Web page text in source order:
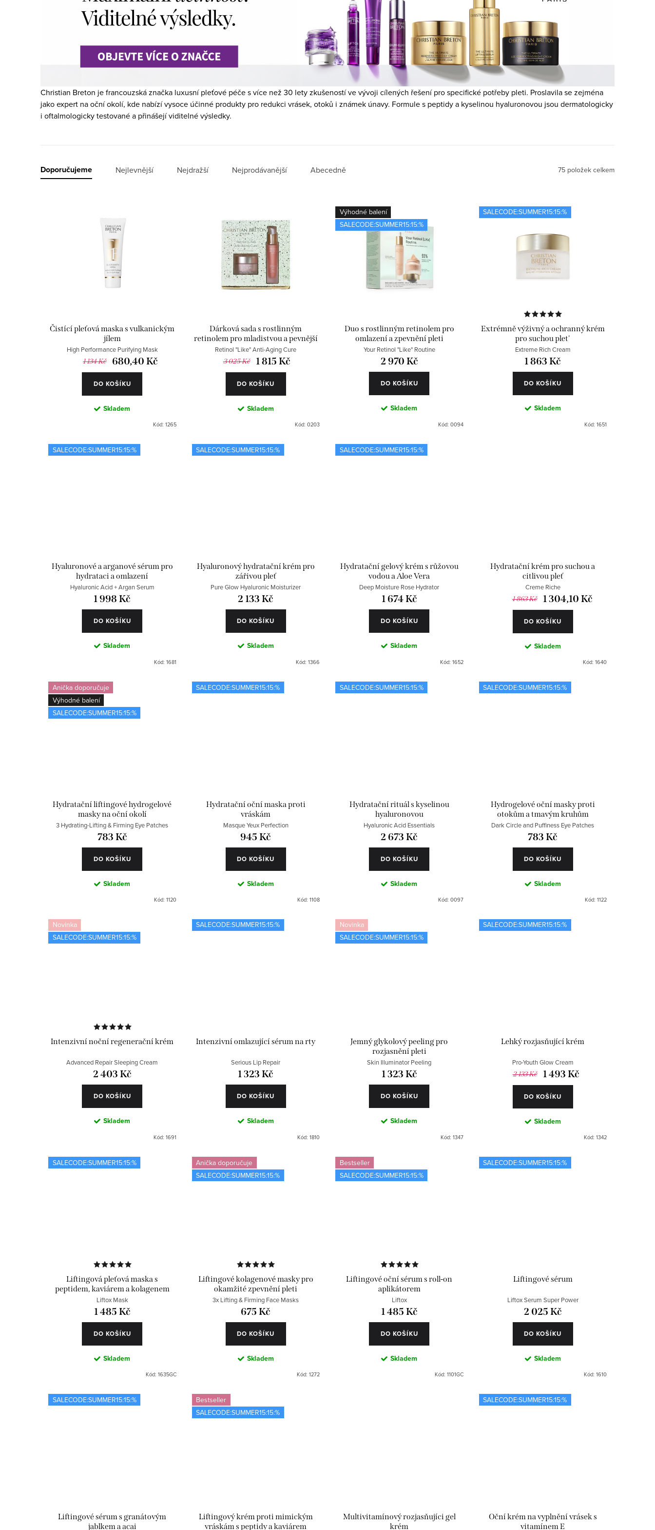
Christian Breton je francouzská značka luxusní pleťové péče s více než 30 lety zkušeností ve vývoji cílených řešení pro specifické potřeby pleti. Proslavila se zejména
jako expert na oční okolí, kde nabízí vysoce účinné produkty pro redukci vrásek, otoků i známek únavy. Formule s peptidy a kyselinou hyaluronovou jsou dermatologicky
i oftalmologicky testované a přinášejí viditelné výsledky.
Ř
Doporučujeme Nejlevnější Nejdražší Nejprodávanější Abecedně 75 položek celkem
Čistící pleťová maska s vulkanickým
jílem
High Performance Purifying Mask
1 134 Kč 680,40 Kč
DO KOŠÍKU
Skladem
Kód: 1265
Dárková sada s rostlinným
retinolem pro mladistvou a pevnější
pleť
Retinol "Like" Anti-Aging Cure
3 025 Kč 1 815 Kč
DO KOŠÍKU
Skladem
Kód: 0203
Výhodné balení
SALECODE:SUMMER15:15:%
Duo s rostlinným retinolem pro
omlazení a zpevnění pleti
Your Retinol "Like" Routine
2 970 Kč
DO KOŠÍKU
Skladem
Kód: 0094
SALECODE:SUMMER15:15:%
Extrémně výživný a ochranný krém
pro suchou plet'
Extreme Rich Cream
1 863 Kč
DO KOŠÍKU
Skladem
Kód: 1651
SALECODE:SUMMER15:15:%
Hyaluronové a arganové sérum pro
hydrataci a omlazení
Hyaluronic Acid + Argan Serum
1 998 Kč
DO KOŠÍKU
Skladem
Kód: 1681
SALECODE:SUMMER15:15:%
Hyaluronový hydratační krém pro
zářivou pleť
Pure Glow Hyaluronic Moisturizer
2 133 Kč
DO KOŠÍKU
Skladem
Kód: 1366
SALECODE:SUMMER15:15:%
Hydratační gelový krém s růžovou
vodou a Aloe Vera
Deep Moisture Rose Hydrator
1 674 Kč
DO KOŠÍKU
Skladem
Kód: 1652
Hydratační krém pro suchou a
citlivou pleť
Creme Riche
1 863 Kč 1 304,10 Kč
DO KOŠÍKU
Skladem
Kód: 1640
Anička doporučuje
Výhodné balení
SALECODE:SUMMER15:15:%
Hydratační liftingové hydrogelové
masky na oční okolí
3 Hydrating-Lifting & Firming Eye Patches
783 Kč
DO KOŠÍKU
Skladem
Kód: 1120
SALECODE:SUMMER15:15:%
Hydratační oční maska proti
vráskám
Masque Yeux Perfection
945 Kč
DO KOŠÍKU
Skladem
Kód: 1108
SALECODE:SUMMER15:15:%
Hydratační rituál s kyselinou
hyaluronovou
Hyaluronic Acid Essentials
2 673 Kč
DO KOŠÍKU
Skladem
Kód: 0097
SALECODE:SUMMER15:15:%
Hydrogelové oční masky proti
otokům a tmavým kruhům
Dark Circle and Puffiness Eye Patches
783 Kč
DO KOŠÍKU
Skladem
Kód: 1122
Novinka
SALECODE:SUMMER15:15:%
Intenzivní noční regenerační krém
Advanced Repair Sleeping Cream
2 403 Kč
DO KOŠÍKU
Skladem
Kód: 1691
SALECODE:SUMMER15:15:%
Intenzivní omlazující sérum na rty
Serious Lip Repair
1 323 Kč
DO KOŠÍKU
Skladem
Kód: 1810
Novinka
SALECODE:SUMMER15:15:%
Jemný glykolový peeling pro
rozjasnění pleti
Skin Illuminator Peeling
1 323 Kč
DO KOŠÍKU
Skladem
Kód: 1347
SALECODE:SUMMER15:15:%
Lehký rozjasňující krém
Pro-Youth Glow Cream
2 133 Kč 1 493 Kč
DO KOŠÍKU
Skladem
Kód: 1342
SALECODE:SUMMER15:15:%
Liftingová pleťová maska s
peptidem, kaviárem a kolagenem
Liftox Mask
1 485 Kč
DO KOŠÍKU
Skladem
Kód: 1635GC
Anička doporučuje
SALECODE:SUMMER15:15:%
Liftingové kolagenové masky pro
okamžité zpevnění pleti
3x Lifting & Firming Face Masks
675 Kč
DO KOŠÍKU
Skladem
Kód: 1272
Bestseller
SALECODE:SUMMER15:15:%
Liftingové oční sérum s roll-on
aplikátorem
Liftox
1 485 Kč
DO KOŠÍKU
Skladem
Kód: 1101GC
SALECODE:SUMMER15:15:%
Liftingové sérum
Liftox Serum Super Power
2 025 Kč
DO KOŠÍKU
Skladem
Kód: 1610
SALECODE:SUMMER15:15:%
Liftingové sérum s granátovým
jablkem a acai
Bestseller
SALECODE:SUMMER15:15:%
Liftingový krém proti mimickým
vráskám s peptidy a kaviárem
Multivitamínový rozjasňujíci gel
krém
SALECODE:SUMMER15:15:%
Oční krém na vyplnění vrásek s
vitamínem E